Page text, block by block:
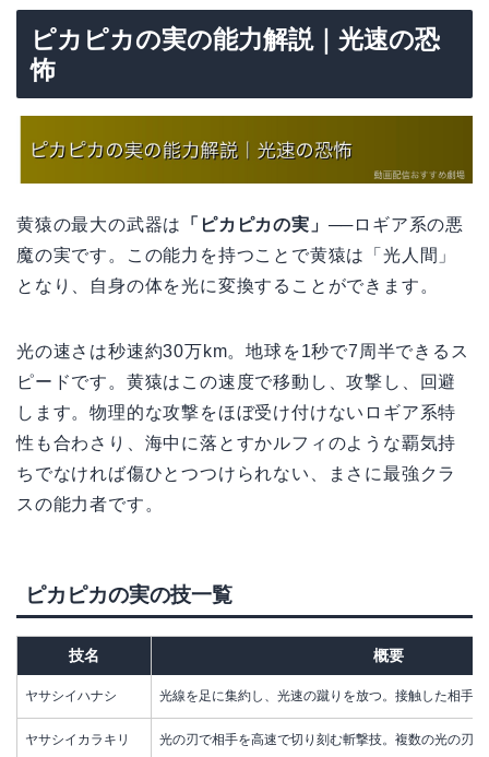
ピカピカの実の能力解説｜光速の恐
怖
黄猿の最大の武器は 「ピカピカの実」 ──ロギア系の悪
魔の実です。この能力を持つことで黄猿は「光人間」
となり、自身の体を光に変換することができます。
光の速さは秒速約30万km。地球を1秒で7周半できるス
ピードです。黄猿はこの速度で移動し、攻撃し、回避
します。物理的な攻撃をほぼ受け付けないロギア系特
性も合わさり、海中に落とすかルフィのような覇気持
ちでなければ傷ひとつつけられない、まさに最強クラ
スの能力者です。
ピカピカの実の技一覧
技名 概要
ヤサシイハナシ 光線を足に集約し、光速の蹴りを放つ。接触した相手
ヤサシイカラキリ 光の刃で相手を高速で切り刻む斬撃技。複数の光の刃